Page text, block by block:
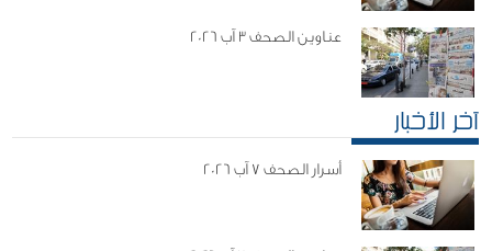
عناوين الصحف 3 آب 2026
آخر الأخبار
أسرار الصحف 7 آب 2026